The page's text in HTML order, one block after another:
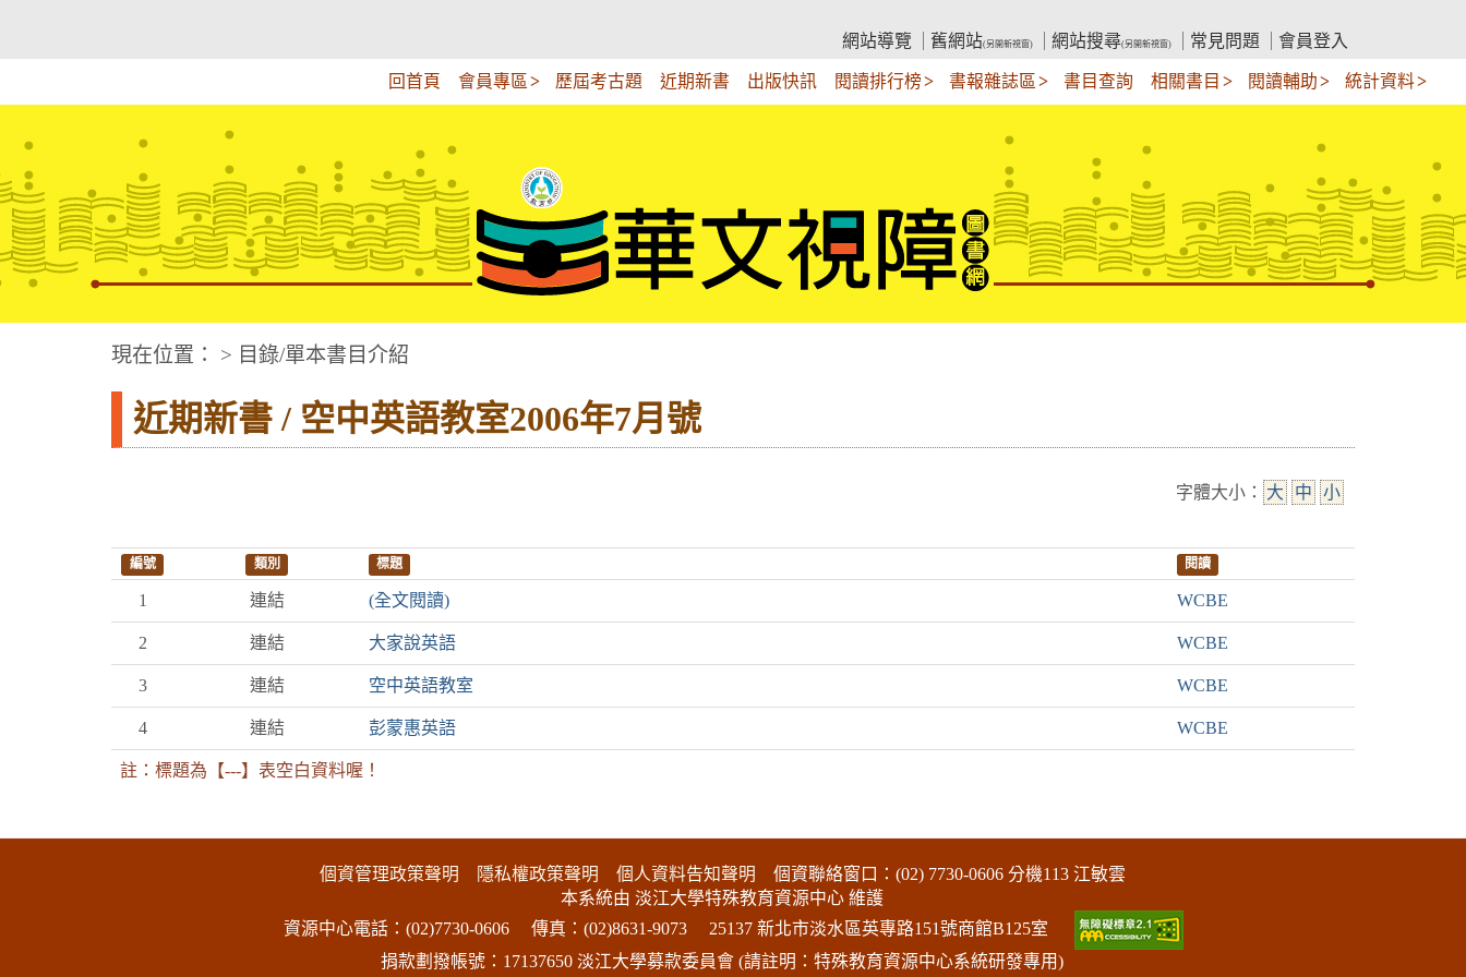
內
網站導覽
舊網站(另開新視窗) 網站搜尋(另開新視窗) 常見問題 會員登入
回首頁 會員專區 歷屆考古題 近期新書 出版快訊 閱讀排行榜 書報雜誌區 書目查詢 相關書目 閱讀輔助 統計資料
華文視障電子圖書網
現在位置： > 目錄/單本書目介紹
近期新書 / 空中英語教室2006年7月號
字體大小： 大 中 小
編號 類別 標題 閱讀
1 連結 (全文閱讀) WCBE
2 連結 大家說英語 WCBE
3 連結 空中英語教室 WCBE
4 連結 彭蒙惠英語 WCBE
註：標題為【---】表空白資料喔！
個資管理政策聲明 隱私權政策聲明 個人資料告知聲明 個資聯絡窗口：(02) 7730-0606 分機113 江敏雲
本系統由 淡江大學特殊教育資源中心 維護
資源中心電話：(02)7730-0606
傳真：(02)8631-9073
25137 新北市淡水區英專路151號商館B125室
捐款劃撥帳號：17137650 淡江大學募款委員會 (請註明：特殊教育資源中心系統研發專用)